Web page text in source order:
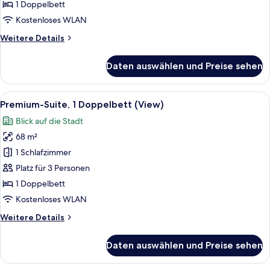
Meerblick
1 Doppelbett
Kostenloses WLAN
Weitere Details
Weitere
Suite,
Doppelbett,
Daten auswählen und Preise sehen
Alle
Fotos
für
Premium-
Suite,
1
Doppelbett
(View)
Ein modernes Hotelzimmer mit
9
Premium-Suite, 1 Doppelbett (View)
Blick auf die Stadt
68 m²
1 Schlafzimmer
Platz für 3 Personen
1 Doppelbett
Kostenloses WLAN
Weitere Details
Weitere
Suite,
Daten auswählen und Preise sehen